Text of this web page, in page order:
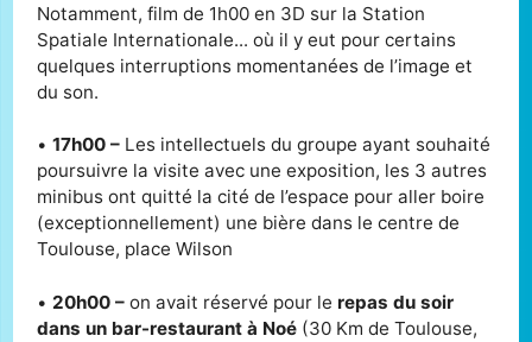
Notamment, film de 1h00 en 3D sur la Station
Spatiale Internationale... où il y eut pour certains
quelques interruptions momentanées de l’image et
du son.
•17h00 – Les intellectuels du groupe ayant souhaité
poursuivre la visite avec une exposition, les 3 autres
minibus ont quitté la cité de l’espace pour aller boire
(exceptionnellement) une bière dans le centre de
Toulouse, place Wilson
•20h00 – on avait réservé pour le repas du soir
dans un bar-restaurant à Noé (30 Km de Toulouse,